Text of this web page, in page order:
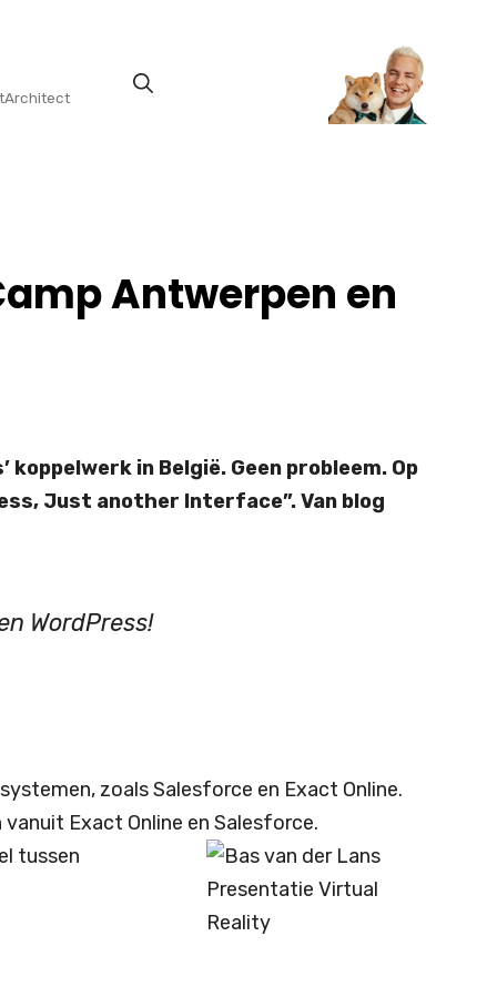
Antwerpen en
in België. Geen probleem. Op
Just another Interface”. Van blog
WordPress!
zoals Salesforce en Exact Online.
Exact Online en Salesforce.
tussen